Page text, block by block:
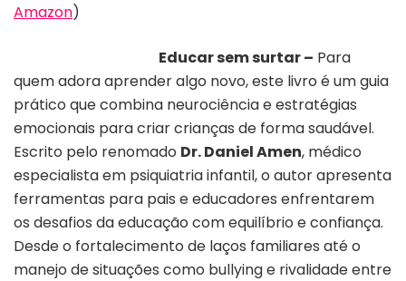
Amazon)
Educar sem surtar – Para
quem adora aprender algo novo, este livro é um guia
prático que combina neurociência e estratégias
emocionais para criar crianças de forma saudável.
Escrito pelo renomado Dr. Daniel Amen, médico
especialista em psiquiatria infantil, o autor apresenta
ferramentas para pais e educadores enfrentarem
os desafios da educação com equilíbrio e confiança.
Desde o fortalecimento de laços familiares até o
manejo de situações como bullying e rivalidade entre